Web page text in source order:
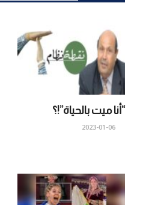
“أنا ميت بالحياة”!؟
2023-01-06